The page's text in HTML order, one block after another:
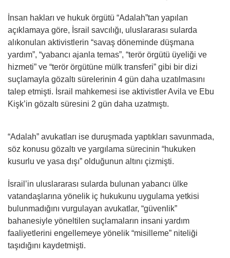
İnsan hakları ve hukuk örgütü “Adalah”tan yapılan
açıklamaya göre, İsrail savcılığı, uluslararası sularda
alıkonulan aktivistlerin “savaş döneminde düşmana
yardım”, “yabancı ajanla temas”, “terör örgütü üyeliği ve
hizmeti” ve “terör örgütüne mülk transferi” gibi bir dizi
suçlamayla gözaltı sürelerinin 4 gün daha uzatılmasını
talep etmişti. İsrail mahkemesi ise aktivistler Avila ve Ebu
Kişk’in gözaltı süresini 2 gün daha uzatmıştı.
“Adalah” avukatları ise duruşmada yaptıkları savunmada,
söz konusu gözaltı ve yargılama sürecinin “hukuken
kusurlu ve yasa dışı” olduğunun altını çizmişti.
İsrail’in uluslararası sularda bulunan yabancı ülke
vatandaşlarına yönelik iç hukukunu uygulama yetkisi
bulunmadığını vurgulayan avukatlar, “güvenlik”
bahanesiyle yöneltilen suçlamaların insani yardım
faaliyetlerini engellemeye yönelik “misilleme” niteliği
taşıdığını kaydetmişti.